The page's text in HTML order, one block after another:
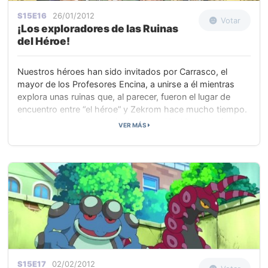
S15E16 26/01/2012
¡Los exploradores de las Ruinas
del Héroe!
Votar
Nuestros héroes han sido invitados por Carrasco, el
mayor de los Profesores Encina, a unirse a él mientras
explora unas ruinas que, al parecer, fueron el lugar de
encuentro entre “el héroe” y Zekrom hace mucho tiempo.
Carrasco les lee un pasaje de la sección 18 del capítulo
convierte la oscuridad en luz y su corazón sea solo uno
poder al héroe.”
VER MÁS
S15E17 02/02/2012